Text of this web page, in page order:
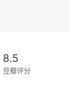
8.5
豆瓣评分